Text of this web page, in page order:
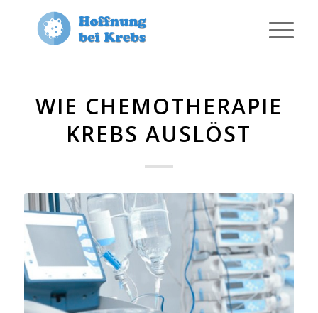
WIE CHEMOTHERAPIE
KREBS AUSLÖST